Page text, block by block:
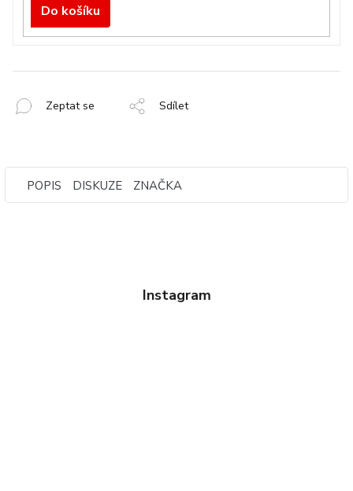
Do košíku
Zeptat se Sdílet
POPIS DISKUZE ZNAČKA
Instagram